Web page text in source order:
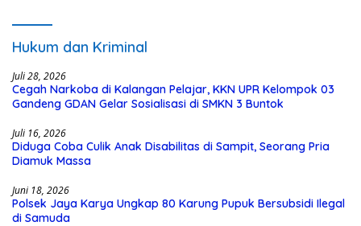
Hukum dan Kriminal
Juli 28, 2026
Cegah Narkoba di Kalangan Pelajar, KKN UPR Kelompok 03
Gandeng GDAN Gelar Sosialisasi di SMKN 3 Buntok
Juli 16, 2026
Diduga Coba Culik Anak Disabilitas di Sampit, Seorang Pria
Diamuk Massa
Juni 18, 2026
Polsek Jaya Karya Ungkap 80 Karung Pupuk Bersubsidi Ilegal
di Samuda